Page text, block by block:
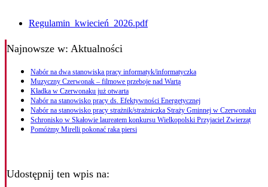
Regulamin_kwiecień_2026.pdf
Najnowsze w: Aktualności
Nabór na dwa stanowiska pracy informatyk/informatyczka
Muzyczny Czerwonak – filmowe przeboje nad Wartą
Kładka w Czerwonaku już otwarta
Nabór na stanowisko pracy ds. Efektywności Energetycznej
Nabór na stanowisko pracy strażnik/strażniczka Straży Gminnej w Czerwonaku
Schronisko w Skałowie laureatem konkursu Wielkopolski Przyjaciel Zwierząt
Pomóżmy Mirelli pokonać raka piersi
Udostępnij ten wpis na: